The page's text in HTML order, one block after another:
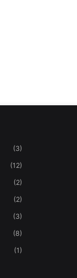
(3)
(12)
(2)
(2)
(3)
(8)
(1)